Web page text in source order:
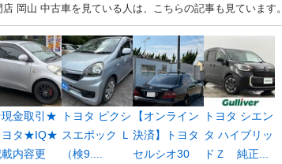
岡山 中古車を見ている人は、こちらの記事も見ています。
金取引★
ヨタ★IQ★
内容更
トヨタ ピクシ
スエポック Ｌ
（検9....
【オンライン
決済】トヨタ
セルシオ30
トヨタ シエン
タ ハイブリッ
ドＺ 純正...